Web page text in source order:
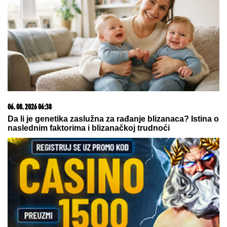
JOŠ JEDAN STRAŠAN POSAO TOTENHEMA:
Dogovoren produžetak saradnje sa Miki Van de
Venom
OGLASILA SE TANJA SAVIĆ NAKON
ŠTO JE BRŽE-BOLJE PREKINULA
KONCERT "Meni to mnogo znači",
čim je shvatila da situacija IZMIČE
KONTROLI morala da reaguje
(FOTO) "AKO JE DETE PAMETNO,
ZNA SE NA KOGA JE - NA TETKU"